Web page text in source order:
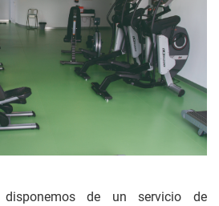
de un servicio de